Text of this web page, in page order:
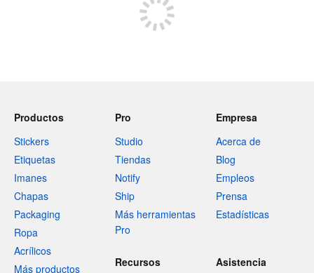
Productos
Stickers
Etiquetas
Imanes
Chapas
Packaging
Ropa
Acrílicos
Más productos
Pro
Studio
Tiendas
Notify
Ship
Más herramientas
Pro
Empresa
Acerca de
Blog
Empleos
Prensa
Estadísticas
Recursos Asistencia